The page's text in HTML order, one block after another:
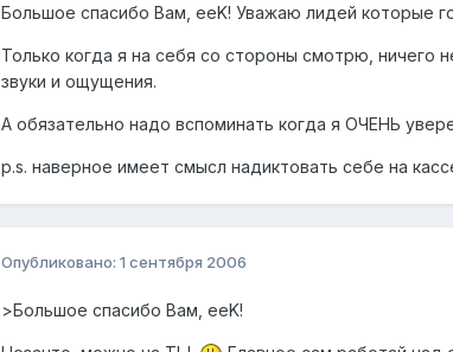
Большое спасибо Вам, eeK! Уважаю лидей которые
Только когда я на себя со стороны смотрю, ничего
звуки и ощущения.
А обязательно надо вспоминать когда я ОЧЕНЬ
p.s. наверное имеет смысл надиктовать себе на
Опубликовано: 1 сентября 2006
>Большое спасибо Вам, eeK!